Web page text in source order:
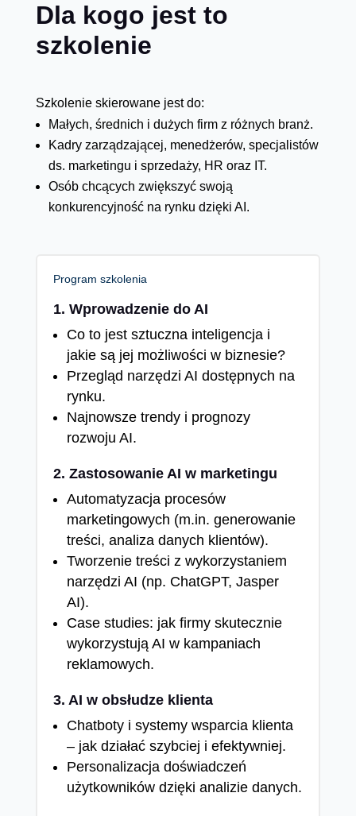
Dla kogo jest to
szkolenie
Szkolenie skierowane jest do:
Małych, średnich i dużych firm z różnych branż.
Kadry zarządzającej, menedżerów, specjalistów
ds. marketingu i sprzedaży, HR oraz IT.
Osób chcących zwiększyć swoją
konkurencyjność na rynku dzięki AI.
Program szkolenia
1. Wprowadzenie do AI
Co to jest sztuczna inteligencja i
jakie są jej możliwości w biznesie?
Przegląd narzędzi AI dostępnych na
rynku.
Najnowsze trendy i prognozy
rozwoju AI.
2. Zastosowanie AI w marketingu
Automatyzacja procesów
marketingowych (m.in. generowanie
treści, analiza danych klientów).
Tworzenie treści z wykorzystaniem
narzędzi AI (np. ChatGPT, Jasper
AI).
Case studies: jak firmy skutecznie
wykorzystują AI w kampaniach
reklamowych.
3. AI w obsłudze klienta
Chatboty i systemy wsparcia klienta
– jak działać szybciej i efektywniej.
Personalizacja doświadczeń
użytkowników dzięki analizie danych.